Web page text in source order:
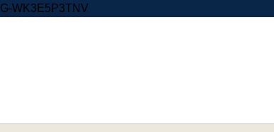
G-WK3E5P3TNVSkip to content